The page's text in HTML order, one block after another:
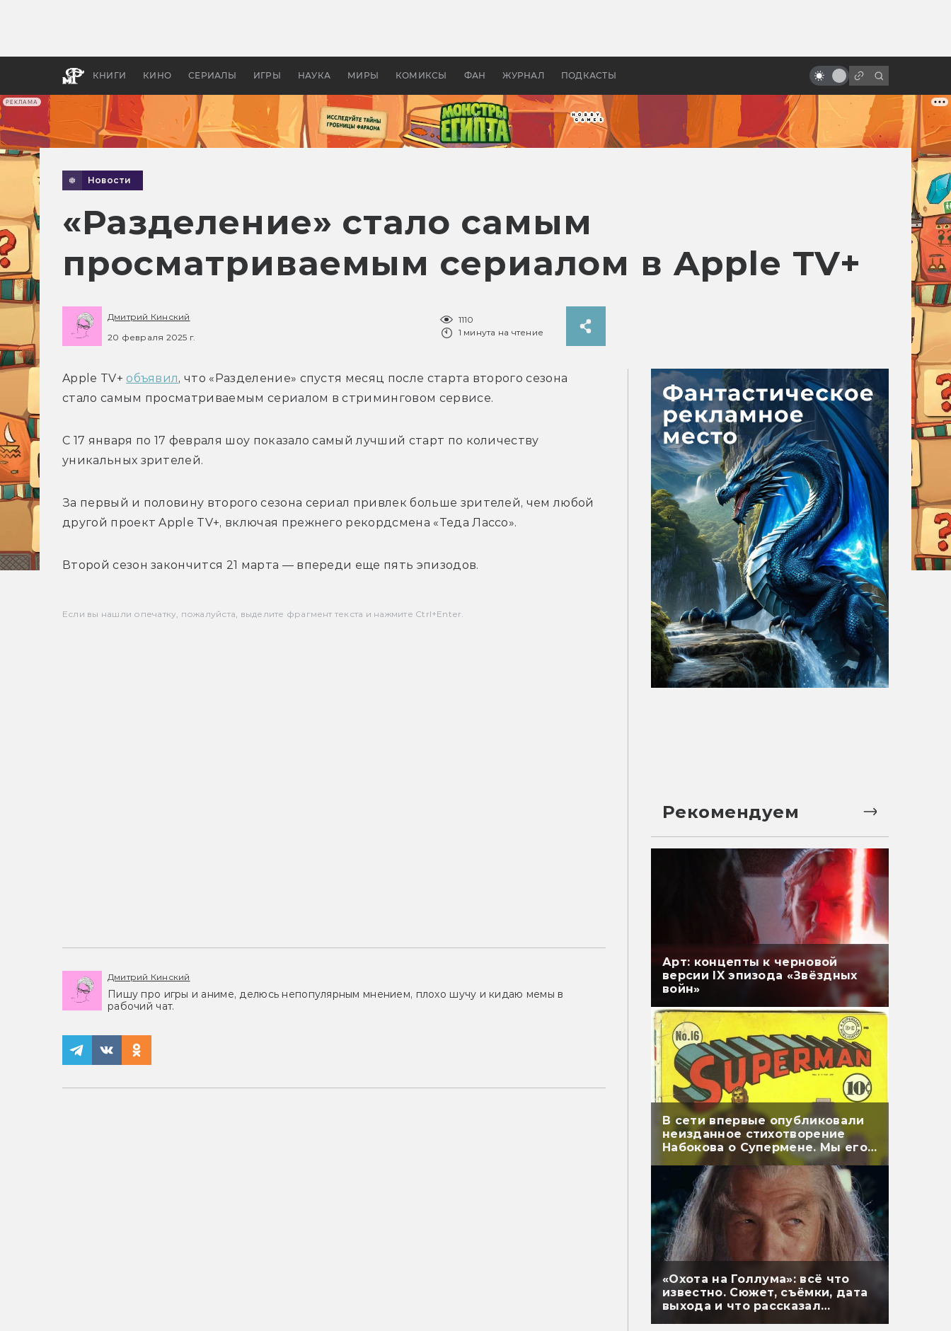
РЕКЛАМА
КНИГИ КИНО СЕРИАЛЫ ИГРЫ НАУКА МИРЫ КОМИКСЫ ФАН ЖУРНАЛ ПОДКАСТЫ
бы «Властелина колец»
Древней Грецией
ли он проверку временем?
Новости
«Разделение» стало самым
просматриваемым сериалом в Apple TV+
Дмитрий Кинский
20 февраля 2025 г.
1110
1 минута на чтение
Apple TV+ объявил, что «Разделение» спустя месяц после старта второго сезона
стало самым просматриваемым сериалом в стриминговом сервисе.
С 17 января по 17 февраля шоу показало самый лучший старт по количеству
уникальных зрителей.
За первый и половину второго сезона сериал привлек больше зрителей, чем любой
другой проект Apple TV+, включая прежнего рекордсмена «Теда Лассо».
Второй сезон закончится 21 марта — впереди еще пять эпизодов.
Если вы нашли опечатку, пожалуйста, выделите фрагмент текста и нажмите Ctrl+Enter.
Дмитрий Кинский
Пишу про игры и аниме, делюсь непопулярным мнением, плохо шучу и кидаю мемы в
рабочий чат.
Рекомендуем
Арт: концепты к черновой
версии IX эпизода «Звёздных
войн»
В сети впервые опубликовали
неизданное стихотворение
Набокова о Супермене. Мы его
перевели
«Охота на Голлума»: всё что
известно. Сюжет, съёмки, дата
выхода и что рассказал